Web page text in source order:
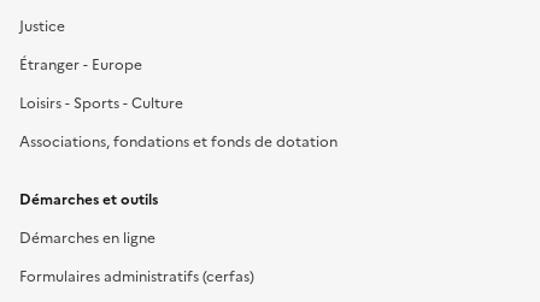
Justice
Étranger - Europe
Loisirs - Sports - Culture
Associations, fondations et fonds de dotation
Démarches et outils
Démarches en ligne
Formulaires administratifs (cerfas)